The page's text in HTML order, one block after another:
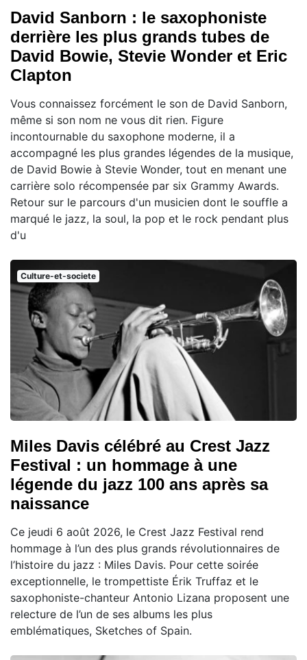
David Sanborn : le saxophoniste
derrière les plus grands tubes de
David Bowie, Stevie Wonder et Eric
Clapton
Vous connaissez forcément le son de David Sanborn,
même si son nom ne vous dit rien. Figure
incontournable du saxophone moderne, il a
accompagné les plus grandes légendes de la musique,
de David Bowie à Stevie Wonder, tout en menant une
carrière solo récompensée par six Grammy Awards.
Retour sur le parcours d'un musicien dont le souffle a
marqué le jazz, la soul, la pop et le rock pendant plus
d'u
Culture-et-societe
Miles Davis célébré au Crest Jazz
Festival : un hommage à une
légende du jazz 100 ans après sa
naissance
Ce jeudi 6 août 2026, le Crest Jazz Festival rend
hommage à l’un des plus grands révolutionnaires de
l’histoire du jazz : Miles Davis. Pour cette soirée
exceptionnelle, le trompettiste Érik Truffaz et le
saxophoniste-chanteur Antonio Lizana proposent une
relecture de l’un de ses albums les plus
emblématiques, Sketches of Spain.